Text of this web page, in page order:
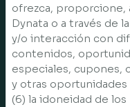
ofrezca,
Dynata o a través de
y/o interacción con
contenidos,
especiales, cupones,
y otras
(6) la idoneidad de